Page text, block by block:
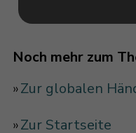
Noch mehr zum
»Zur globalen
»Zur Startseite